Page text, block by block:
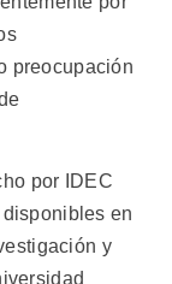
preocupación
por IDEC
en
y